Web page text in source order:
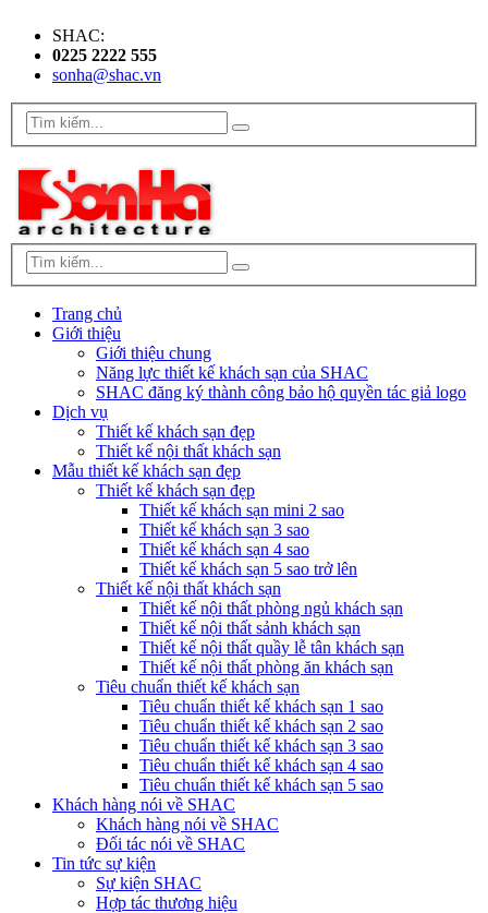
SHAC:
0225 2222 555
sonha@shac.vn
Trang chủ
Giới thiệu
Giới thiệu chung
Năng lực thiết kế khách sạn của SHAC
SHAC đăng ký thành công bảo hộ quyền tác giả logo
Dịch vụ
Thiết kế khách sạn đẹp
Thiết kế nội thất khách sạn
Mẫu thiết kế khách sạn đẹp
Thiết kế khách sạn đẹp
Thiết kế khách sạn mini 2 sao
Thiết kế khách sạn 3 sao
Thiết kế khách sạn 4 sao
Thiết kế khách sạn 5 sao trở lên
Thiết kế nội thất khách sạn
Thiết kế nội thất phòng ngủ khách sạn
Thiết kế nội thất sảnh khách sạn
Thiết kế nội thất quầy lễ tân khách sạn
Thiết kế nội thất phòng ăn khách sạn
Tiêu chuẩn thiết kế khách sạn
Tiêu chuẩn thiết kế khách sạn 1 sao
Tiêu chuẩn thiết kế khách sạn 2 sao
Tiêu chuẩn thiết kế khách sạn 3 sao
Tiêu chuẩn thiết kế khách sạn 4 sao
Tiêu chuẩn thiết kế khách sạn 5 sao
Khách hàng nói về SHAC
Khách hàng nói về SHAC
Đối tác nói về SHAC
Tin tức sự kiện
Sự kiện SHAC
Hợp tác thương hiệu